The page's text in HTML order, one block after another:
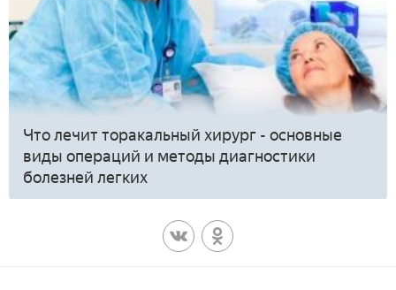
Что лечит торакальный хирург - основные
виды операций и методы диагностики
болезней легких